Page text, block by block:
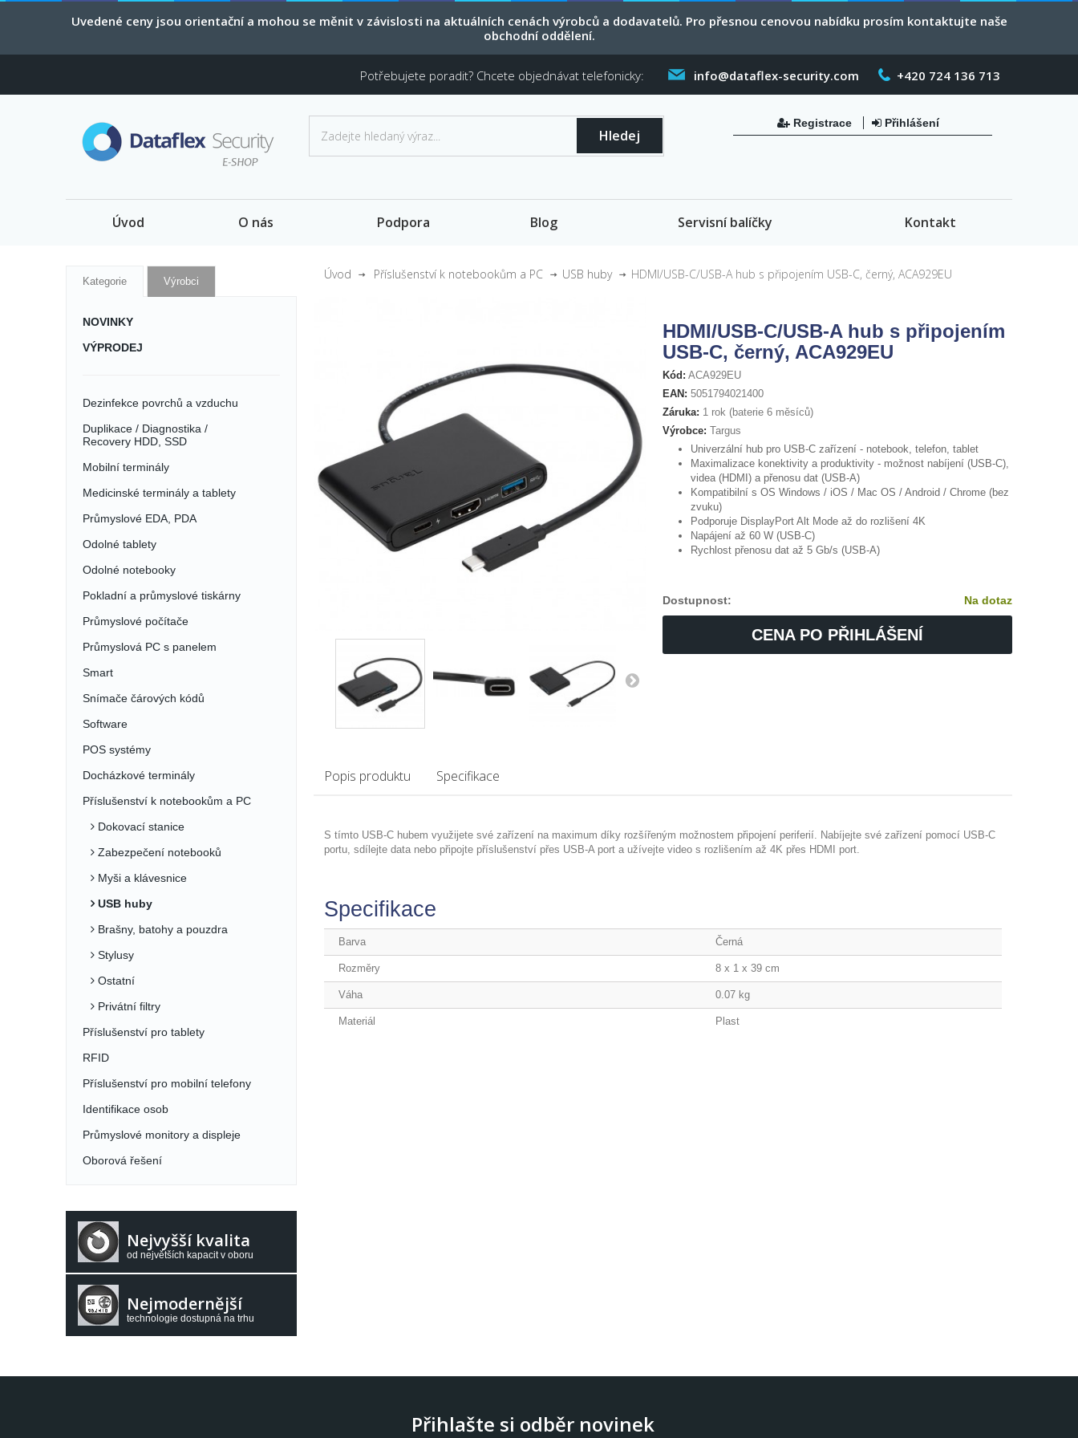
Uvedené ceny jsou orientační a mohou se měnit v závislosti na aktuálních cenách výrobců a dodavatelů. Pro přesnou cenovou nabídku prosím kontaktujte naše
obchodní oddělení.
Potřebujete poradit? Chcete objednávat telefonicky: +420 724 136 713
info@dataflex-security.com
Hledej
Registrace Přihlášení
Úvod O nás Podpora Blog Servisní balíčky Kontakt
Kategorie Výrobci
NOVINKY
VÝPRODEJ
Dezinfekce povrchů a vzduchu
Duplikace / Diagnostika /
Recovery HDD, SSD
Mobilní terminály
Medicinské terminály a tablety
Průmyslové EDA, PDA
Odolné tablety
Odolné notebooky
Pokladní a průmyslové tiskárny
Průmyslové počítače
Průmyslová PC s panelem
Smart
Snímače čárových kódů
Software
POS systémy
Docházkové terminály
Příslušenství k notebookům a PC
Dokovací stanice
Zabezpečení notebooků
Myši a klávesnice
USB huby
Brašny, batohy a pouzdra
Stylusy
Ostatní
Privátní filtry
Příslušenství pro tablety
RFID
Příslušenství pro mobilní telefony
Identifikace osob
Průmyslové monitory a displeje
Oborová řešení
Nejvyšší kvalita
od největších kapacit v oboru
Nejmodernější
technologie dostupná na trhu
Úvod Příslušenství k notebookům a PC USB huby HDMI/USB-C/USB-A hub s připojením USB-C, černý, ACA929EU
HDMI/USB-C/USB-A hub s připojením
USB-C, černý, ACA929EU
Kód: ACA929EU
EAN: 5051794021400
Záruka: 1 rok (baterie 6 měsíců)
Výrobce: Targus
Univerzální hub pro USB-C zařízení - notebook, telefon, tablet
Maximalizace konektivity a produktivity - možnost nabíjení (USB-C),
videa (HDMI) a přenosu dat (USB-A)
Kompatibilní s OS Windows / iOS / Mac OS / Android / Chrome (bez
zvuku)
Podporuje DisplayPort Alt Mode až do rozlišení 4K
Napájení až 60 W (USB-C)
Rychlost přenosu dat až 5 Gb/s (USB-A)
Dostupnost: Na dotaz
CENA PO PŘIHLÁŠENÍ
Popis produktu Specifikace
S tímto USB-C hubem využijete své zařízení na maximum díky rozšířeným možnostem připojení periferií. Nabíjejte své zařízení pomocí USB-C
portu, sdílejte data nebo připojte příslušenství přes USB-A port a užívejte video s rozlišením až 4K přes HDMI port.
Specifikace
Barva Černá
Rozměry 8 x 1 x 39 cm
Váha 0.07 kg
Materiál Plast
Přihlašte si odběr novinek